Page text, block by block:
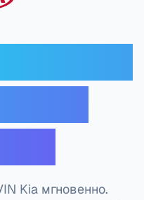
Kia мгновенно.